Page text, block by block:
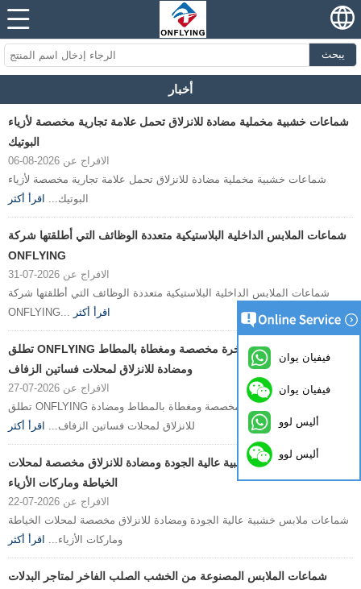
يبحث
أخبار
شماعات خشبية مخملية مضادة للانزلاق تحمل علامة تجارية مخصصة لأزياء
البوتيك
الافراج عن 2026-08-06
شماعات خشبية مخملية مضادة للانزلاق تحمل علامة تجارية مخصصة لأزياء
البوتيك... اقرأ أكثر
شماعات الملابس الداخلية البلاستيكية متعددة الوظائف التي أطلقتها شركة
ONFLYING
الافراج عن 2026-07-31
شماعات الملابس الداخلية البلاستيكية متعددة الوظائف التي أطلقتها شركة
ONFLYING... اقرأ أكثر
تطلق ONFLYING شماعات ملابس فاخرة مخصصة ومغطاة بالمطاط
ومضادة للانزلاق لمحلات فساتين الزفاف
الافراج عن 2026-07-27
تطلق ONFLYING شماعات ملابس فاخرة مخصصة ومغطاة بالمطاط ومضادة
للانزلاق لمحلات فساتين الزفاف... اقرأ أكثر
شماعات ملابس خشبية عالية الجودة ومضادة للانزلاق مخصصة لمحلات
الخياطة وماركات الأزياء
الافراج عن 2026-07-22
شماعات ملابس خشبية عالية الجودة ومضادة للانزلاق مخصصة لمحلات الخياطة
وماركات الأزياء... اقرأ أكثر
شماعات الملابس المصنوعة من الخشب الصلب الفاخر لمتاجر البدلات
فيفيان يوان
فيفيان يوان
أليس لوو
أليس لوو